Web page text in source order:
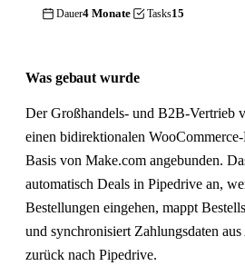
Dauer4 Monate Tasks15
Was gebaut wurde
Der Großhandels- und B2B-Vertrieb
einen bidirektionalen
Basis von Make.com angebunden.
automatisch Deals in Pipedrive an,
Bestellungen eingehen, mappt
und synchronisiert Zahlungsdaten
zurück nach Pipedrive.